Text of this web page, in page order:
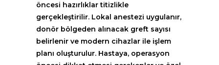
öncesi hazırlıklar titizlikle
gerçekleştirilir. Lokal anestezi uygulanır,
donör bölgeden alınacak greft sayısı
belirlenir ve modern cihazlar ile işlem
planı oluşturulur. Hastaya, operasyon